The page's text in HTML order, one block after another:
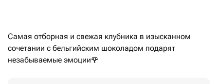
Самая отборная и свежая клубника в изысканном
сочетании с бельгийским шоколадом подарят
незабываемые эмоции🌹